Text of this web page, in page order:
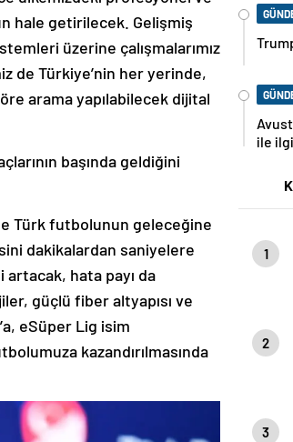
hale getirilecek. Gelişmiş
üzerine çalışmalarımız
de Türkiye’nin her yerinde,
arama yapılabilecek dijital
başında geldiğini
Türk futbolunun geleceğine
dakikalardan saniyelere
hata payı da
güçlü fiber altyapısı ve
eSüper Lig isim
kazandırılmasında
ile
1
2
3